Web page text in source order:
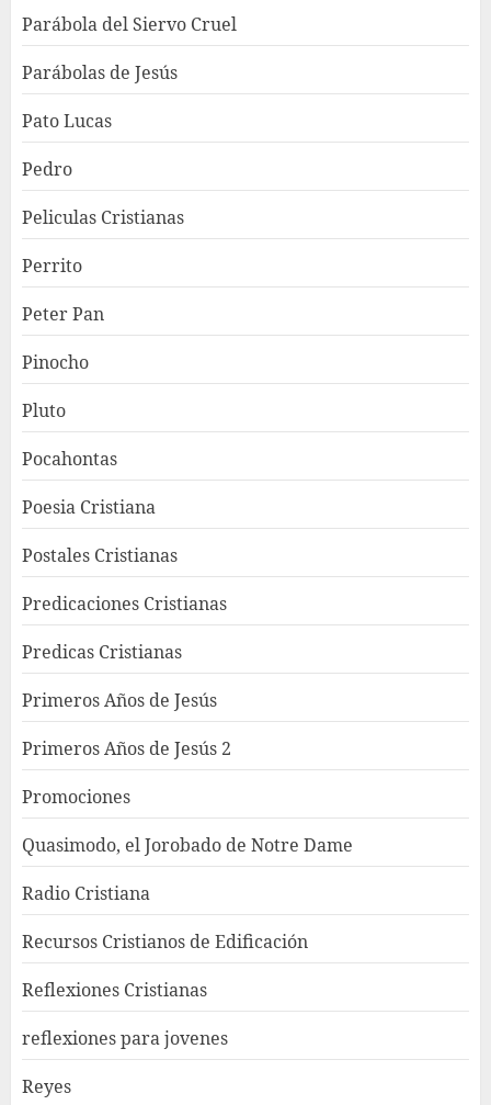
Parábola del Siervo Cruel
Parábolas de Jesús
Pato Lucas
Pedro
Peliculas Cristianas
Perrito
Peter Pan
Pinocho
Pluto
Pocahontas
Poesia Cristiana
Postales Cristianas
Predicaciones Cristianas
Predicas Cristianas
Primeros Años de Jesús
Primeros Años de Jesús 2
Promociones
Quasimodo, el Jorobado de Notre Dame
Radio Cristiana
Recursos Cristianos de Edificación
Reflexiones Cristianas
reflexiones para jovenes
Reyes